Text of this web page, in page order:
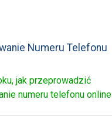
Numeru Telefonu
jak przeprowadzić
numeru telefonu online